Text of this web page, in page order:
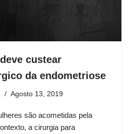
custear
da endometriose
Agosto 13, 2019
são acometidas pela
a cirurgia para